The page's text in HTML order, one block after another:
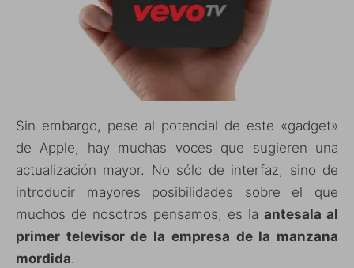
Sin embargo, pese al potencial de este «gadget»
de Apple, hay muchas voces que sugieren una
actualización mayor. No sólo de interfaz, sino de
introducir mayores posibilidades sobre el que
muchos de nosotros pensamos, es la antesala al
primer televisor de la empresa de la manzana
mordida.